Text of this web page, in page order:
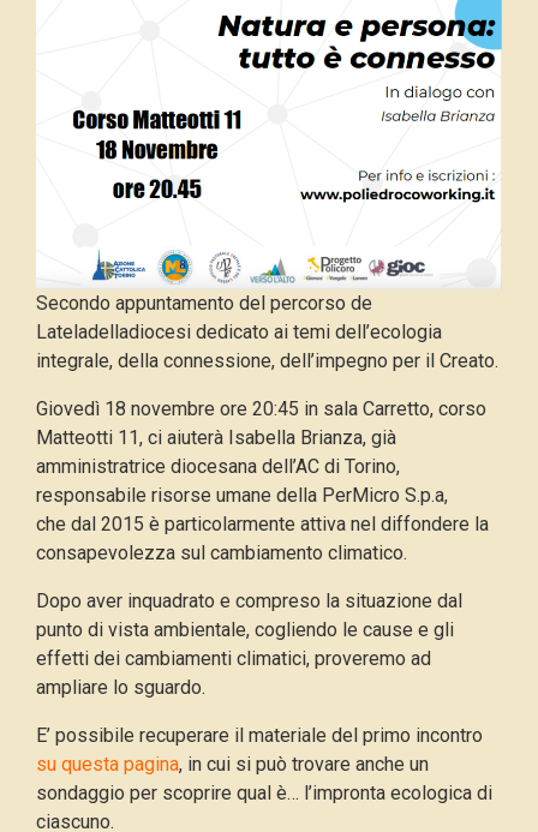
Secondo appuntamento del percorso de
Lateladelladiocesi dedicato ai temi dell’ecologia
integrale, della connessione, dell’impegno per il Creato.
Giovedì 18 novembre ore 20:45 in sala Carretto, corso
Matteotti 11, ci aiuterà Isabella Brianza, già
amministratrice diocesana dell’AC di Torino,
responsabile risorse umane della PerMicro S.p.a,
che dal 2015 è particolarmente attiva nel diffondere la
consapevolezza sul cambiamento climatico.
Dopo aver inquadrato e compreso la situazione dal
punto di vista ambientale, cogliendo le cause e gli
effetti dei cambiamenti climatici, proveremo ad
ampliare lo sguardo.
E’ possibile recuperare il materiale del primo incontro
su questa pagina, in cui si può trovare anche un
sondaggio per scoprire qual è… l’impronta ecologica di
ciascuno.